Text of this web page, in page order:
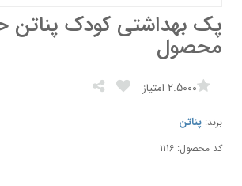
پک بهداشتی کودک پناتن
محصول
2.5000 امتیاز
برند: پناتن
کد محصول: 1116